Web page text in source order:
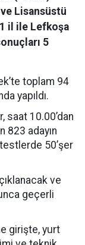
Lisansüstü
il ile Lefkoşa
5
toplam 94
yapıldı.
saat 10.00’dan
823 adayın
50’şer
ve
geçerli
girişte, yurt